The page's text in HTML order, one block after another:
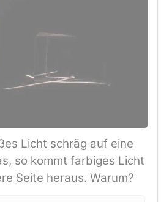
Licht schräg auf eine
so kommt farbiges Licht
Seite heraus. Warum?